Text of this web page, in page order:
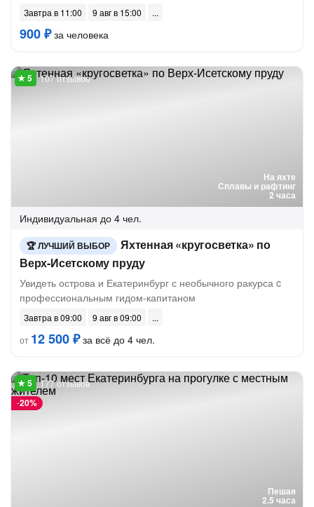
Завтра в 11:00 9 авг в 15:00
900 ₽за человека
На яхте
Сплавы и рафтинг
2 часа
107 отзывов
Индивидуальная до 4 чел.
ЛУЧШИЙ ВЫБОР
Яхтенная «кругосветка» по
Верх-Исетскому пруду
Увидеть острова и Екатеринбург с необычного ракурса c
профессиональным гидом-капитаном
Завтра в 09:00
9 авг в 09:00
от 12 500 ₽за всё до 4 чел.
Пешая
2.5 часа
-20%
177 отзывов